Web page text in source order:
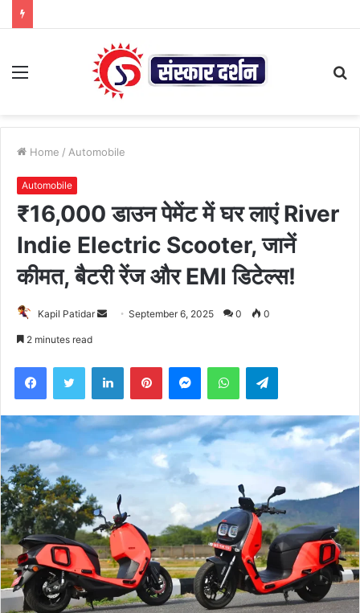
Menu
Home / Automobile
Automobile
₹16,000 डाउन पेमेंट में घर लाएं River
Indie Electric Scooter, जानें
कीमत, बैटरी रेंज और EMI डिटेल्स!
Kapil Patidar
Send September 6, 2025 0 0
2 minutes read
FacebookTwitter LinkedInPinterestMessengerWhatsAppTelegram